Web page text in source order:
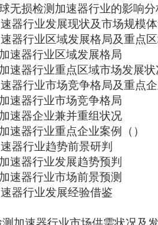
无损检测加速器行业的影响分
器行业发展现状及市场规模
器行业区域发展格局及重点
速器行业区域发展格局
速器行业重点区域市场发展状
器行业市场竞争格局及重点
速器行业市场竞争格局
速器企业兼并重组状况
速器行业重点企业案例（）
器行业趋势前景研判
速器行业发展趋势预判
速器行业市场前景预测
器行业发展经验借鉴